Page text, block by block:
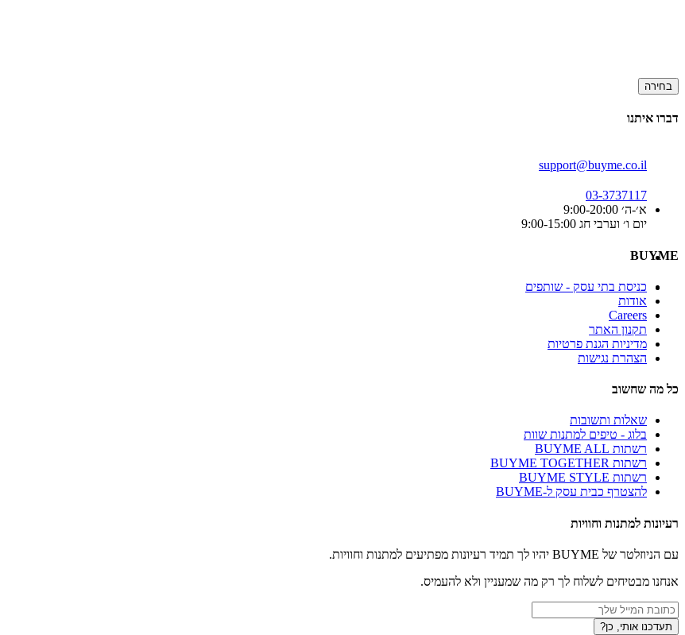
בחירה
דברו איתנו
support@buyme.co.il
03-3737117
א׳-ה׳ 9:00-20:00
יום ו׳ וערבי חג 9:00-15:00
BUYME
כניסת בתי עסק - שותפים
אודות
Careers
תקנון האתר
מדיניות הגנת פרטיות
הצהרת נגישות
כל מה שחשוב
שאלות ותשובות
בלוג - טיפים למתנות שוות
רשתות BUYME ALL
רשתות BUYME TOGETHER
רשתות BUYME STYLE
להצטרף כבית עסק ל-BUYME
רעיונות למתנות וחוויות
עם הניוזלטר של BUYME יהיו לך תמיד רעיונות מפתיעים למתנות וחוויות.
אנחנו מבטיחים לשלוח לך רק מה שמעניין ולא להעמיס.
תעדכנו אותי, כן?